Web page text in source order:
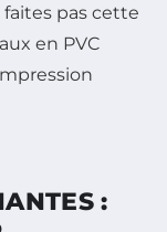
faites pas cette
en PVC
: